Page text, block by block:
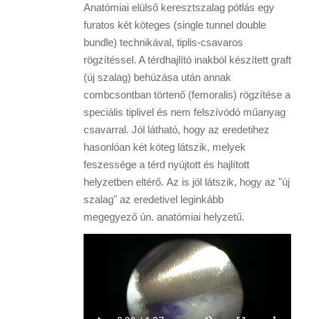
Anatómiai elülső keresztszalag pótlás egy
furatos két köteges (single tunnel double
bundle) technikával, tiplis-csavaros
rögzítéssel. A térdhajlító inakból készített graft
(új szalag) behúzása után annak
combcsontban törtenő (femoralis) rögzítése a
speciális tiplivel és nem felszívódó műanyag
csavarral. Jól látható, hogy az eredetihez
hasonlóan két köteg látszik, melyek
feszessége a térd nyújtott és hajlított
helyzetben eltérő. Az is jól látszik, hogy az "új
szalag" az eredetivel leginkább
megegyező ún. anatómiai helyzetű.